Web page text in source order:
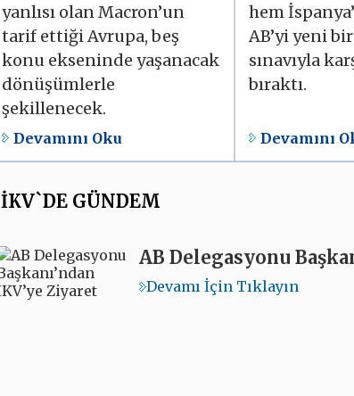
yanlısı olan Macron’un
tarif ettiği Avrupa, beş
konu ekseninde yaşanacak
dönüşümlerle
şekillenecek.
Devamını Oku
hem
AB’yi yeni
sınavıyla
bıraktı.
Devamını
İKV`DE GÜNDEM
AB Delegasyonu
Devamı İçin Tıklayın